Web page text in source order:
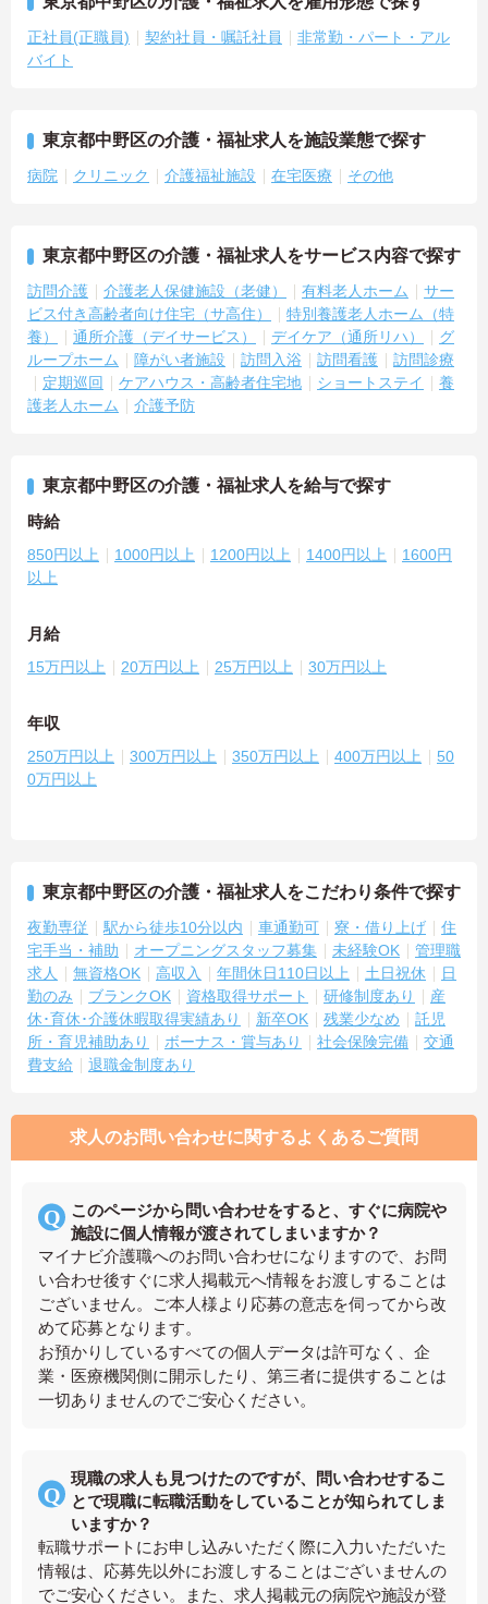
正社員(正職員) 契約社員・嘱託社員
非常勤・パート・アル
バイト
東京都中野区の介護・福祉求人を施設業態で探す
病院 クリニック 介護福祉施設 在宅医療 その他
東京都中野区の介護・福祉求人をサービス内容で探す
訪問介護 介護老人保健施設（老健） 有料老人ホーム
サー
ビス付き高齢者向け住宅（サ高住）
特別養護老人ホーム（特
養）
通所介護（デイサービス） デイケア（通所リハ）
グ
ループホーム
障がい者施設 訪問入浴 訪問看護
訪問診療
定期巡回
ケアハウス・高齢者住宅地 ショートステイ
養
護老人ホーム
介護予防
東京都中野区の介護・福祉求人を給与で探す
時給
850円以上 1000円以上 1200円以上 1400円以上
1600円
以上
月給
15万円以上 20万円以上 25万円以上 30万円以上
年収
250万円以上 300万円以上 350万円以上 400万円以上
50
0万円以上
東京都中野区の介護・福祉求人をこだわり条件で探す
夜勤専従 駅から徒歩10分以内 車通勤可 寮・借り上げ
住
宅手当・補助
オープニングスタッフ募集 未経験OK
管理職
求人
無資格OK 高収入 年間休日110日以上 土日祝休
日
勤のみ
ブランクOK 資格取得サポート 研修制度あり
産
休･育休･介護休暇取得実績あり
新卒OK 残業少なめ
託児
所・育児補助あり
ボーナス・賞与あり 社会保険完備
交通
費支給
退職金制度あり
求人のお問い合わせに関するよくあるご質問
このページから問い合わせをすると、すぐに病院や
施設に個人情報が渡されてしまいますか？
マイナビ介護職へのお問い合わせになりますので、お問
い合わせ後すぐに求人掲載元へ情報をお渡しすることは
ございません。ご本人様より応募の意志を伺ってから改
めて応募となります。
お預かりしているすべての個人データは許可なく、企
業・医療機関側に開示したり、第三者に提供することは
一切ありませんのでご安心ください。
現職の求人も見つけたのですが、問い合わせするこ
とで現職に転職活動をしていることが知られてしま
いますか？
転職サポートにお申し込みいただく際に入力いただいた
情報は、応募先以外にお渡しすることはございませんの
でご安心ください。また、求人掲載元の病院や施設が登